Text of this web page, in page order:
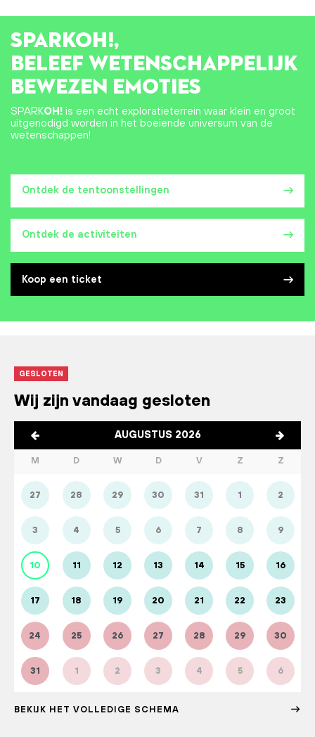
Ontdek de tentoonstellingen
Ontdek de activiteiten
Koop een ticket
SPARKOH!,
BELEEF WETENSCHAPPELIJK
BEWEZEN EMOTIES
SPARKOH! is een echt exploratieterrein waar klein en groot
uitgenodigd worden in het boeiende universum van de
wetenschappen!
GESLOTEN
Wij zijn vandaag gesloten
AUGUSTUS 2026
M D W D V Z Z
27 28 29 30 31 1 2
3 4 5 6 7 8 9
10 11 12 13 14 15 16
17 18 19 20 21 22 23
24 25 26 27 28 29 30
31 1 2 3 4 5 6
BEKIJK HET VOLLEDIGE SCHEMA